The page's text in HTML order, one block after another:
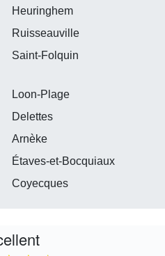
Heuringhem
Ruisseauville
Saint-Folquin
Loon-Plage
Delettes
Arnèke
Étaves-et-Bocquiaux
Coyecques